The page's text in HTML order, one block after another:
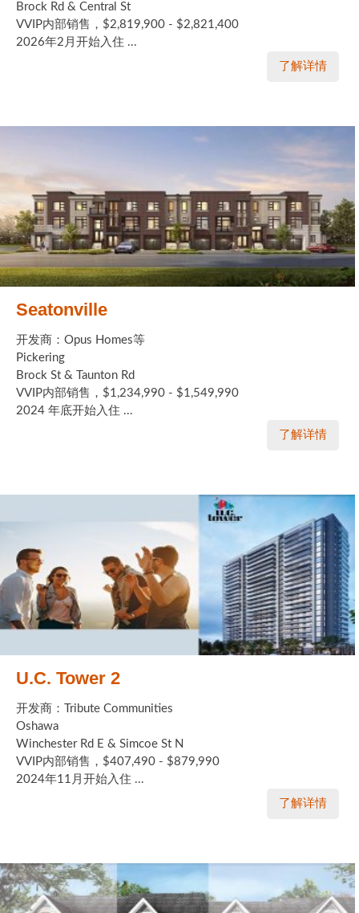
Brock Rd & Central St
VVIP内部销售，$2,819,900 - $2,821,400
2026年2月开始入住 ...
了解详情
Seatonville
开发商：Opus Homes等
Pickering
Brock St & Taunton Rd
VVIP内部销售，$1,234,990 - $1,549,990
2024 年底开始入住 ...
了解详情
U.C. Tower 2
开发商：Tribute Communities
Oshawa
Winchester Rd E & Simcoe St N
VVIP内部销售，$407,490 - $879,990
2024年11月开始入住 ...
了解详情